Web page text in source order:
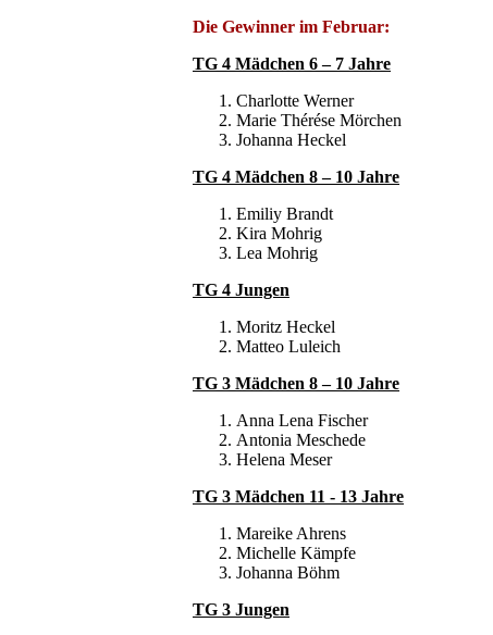
Die Gewinner im Februar:
TG 4 Mädchen 6 – 7 Jahre
Charlotte Werner
Marie Thérése Mörchen
Johanna Heckel
TG 4 Mädchen 8 – 10 Jahre
Emiliy Brandt
Kira Mohrig
Lea Mohrig
TG 4 Jungen
Moritz Heckel
Matteo Luleich
TG 3 Mädchen 8 – 10 Jahre
Anna Lena Fischer
Antonia Meschede
Helena Meser
TG 3 Mädchen 11 - 13 Jahre
Mareike Ahrens
Michelle Kämpfe
Johanna Böhm
TG 3 Jungen